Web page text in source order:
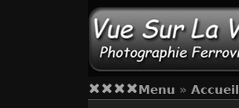
Menu » Accueil